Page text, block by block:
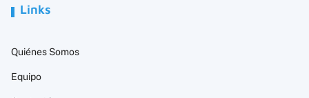
Links
Quiénes Somos
Equipo